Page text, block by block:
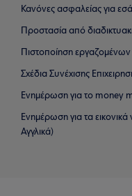
Κανόνες ασφαλείας για
Προστασία από
Πιστοποίηση
Σχέδια Συνέχισης
Ενημέρωση για το money
Ενημέρωση για τα
Αγγλικά)